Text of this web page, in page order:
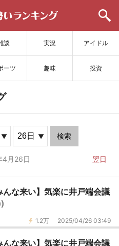
談 実況 アイドル
ーツ 趣味 投資
トを更新
検索
4月26日 翌日
な来い】気楽に井戸端会議
1.2万 2025/04/26 03:49
な来い】気楽に井戸端会議